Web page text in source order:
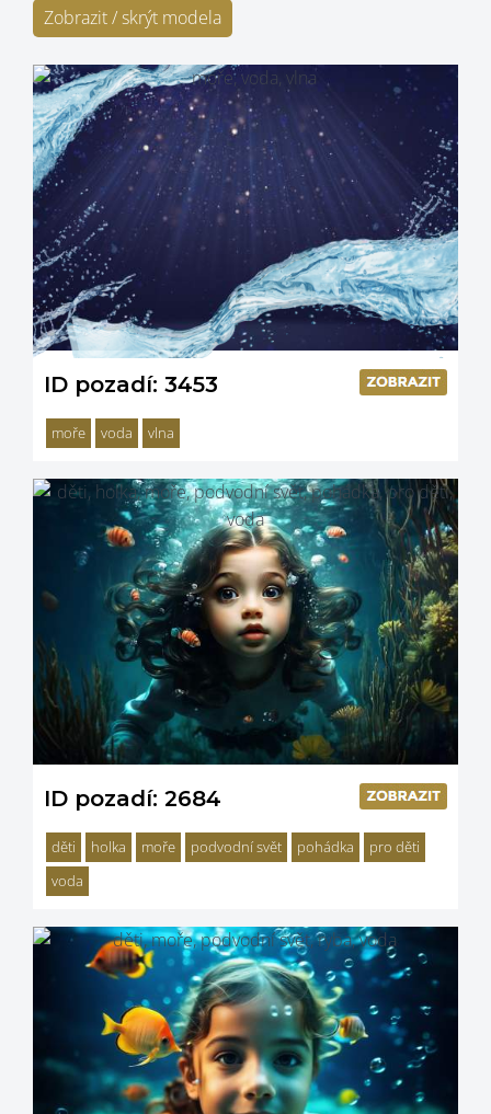
Zobrazit / skrýt modela
ID pozadí: 3453
moře voda vlna
ID pozadí: 2684
děti holka moře podvodní svět pohádka
pro děti
voda